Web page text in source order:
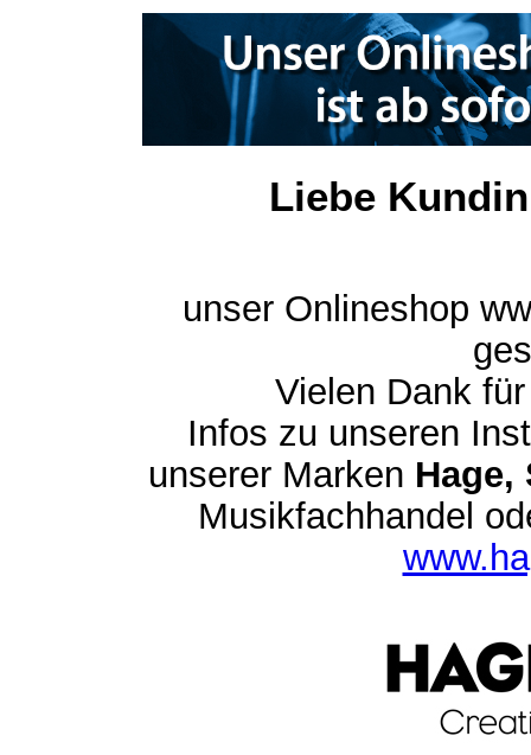
Liebe
unser Onlineshop
Vielen Dank
Infos zu unseren
unserer Marken Hage,
Musikfachhandel